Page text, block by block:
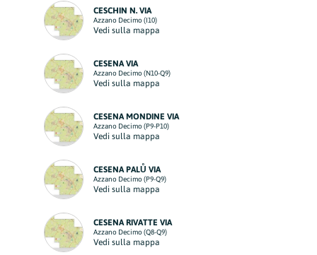
CESCHIN N. VIA
Azzano Decimo (I10)
Vedi sulla mappa
CESENA VIA
Azzano Decimo (N10-Q9)
Vedi sulla mappa
CESENA MONDINE VIA
Azzano Decimo (P9-P10)
Vedi sulla mappa
CESENA PALŮ VIA
Azzano Decimo (P9-Q9)
Vedi sulla mappa
CESENA RIVATTE VIA
Azzano Decimo (Q8-Q9)
Vedi sulla mappa